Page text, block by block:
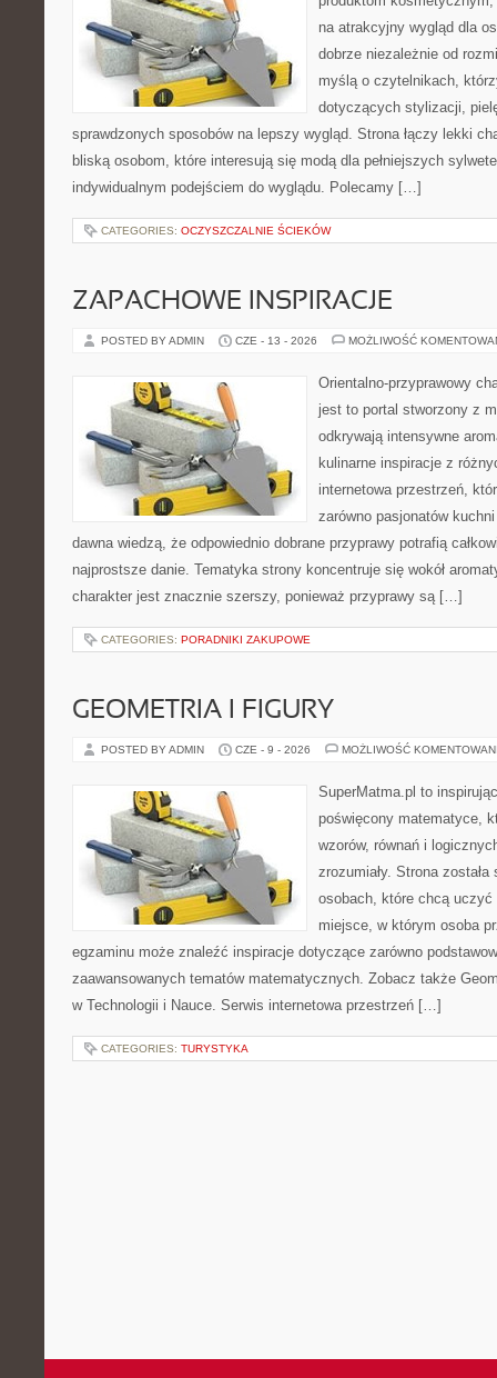
na atrakcyjny wygląd dla
dobrze niezależnie od
myślą o czytelnikach,
dotyczących stylizacji,
sprawdzonych sposobów na lepszy wygląd. Strona łączy lekki
bliską osobom, które interesują się modą dla pełniejszych
indywidualnym podejściem do wyglądu. Polecamy […]
CATEGORIES: OCZYSZCZALNIE ŚCIEKÓW
ZAPACHOWE INSPIRACJE
POSTED BY ADMIN CZE - 13 - 2026 MOŻLIWOŚĆ
Orientalno-przyprawowy
jest to portal stworzony z
odkrywają intensywne
kulinarne inspiracje z
internetowa przestrzeń,
zarówno pasjonatów
dawna wiedzą, że odpowiednio dobrane przyprawy potrafią
najprostsze danie. Tematyka strony koncentruje się wokół
charakter jest znacznie szerszy, ponieważ przyprawy są […]
CATEGORIES: PORADNIKI ZAKUPOWE
GEOMETRIA I FIGURY
POSTED BY ADMIN CZE - 9 - 2026 MOŻLIWOŚĆ
SuperMatma.pl to
poświęcony matematyce,
wzorów, równań i
zrozumiały. Strona
osobach, które chcą
miejsce, w którym osoba
egzaminu może znaleźć inspiracje dotyczące zarówno
zaawansowanych tematów matematycznych. Zobacz także
w Technologii i Nauce. Serwis internetowa przestrzeń […]
CATEGORIES: TURYSTYKA